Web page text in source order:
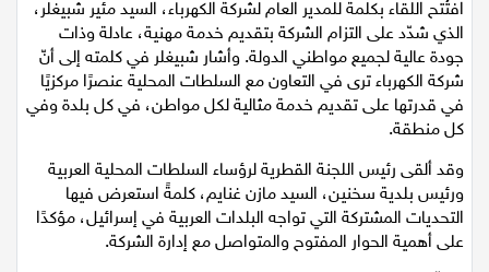
رياضة
رياضة محلية
رياضة عالمية
تقارير خاصة
اقتصاد
افتُتح اللقاء بكلمة للمدير العام لشركة الكهرباء، السيد مئير شبيغلر،
الذي شدّد على التزام الشركة بتقديم خدمة مهنية، عادلة وذات
جودة عالية لجميع مواطني الدولة. وأشار شبيغلر في كلمته إلى أنّ
شركة الكهرباء ترى في التعاون مع السلطات المحلية عنصرًا مركزيًا
في قدرتها على تقديم خدمة مثالية لكل مواطن، في كل بلدة وفي
وقد ألقى رئيس اللجنة القطرية لرؤساء السلطات المحلية العربية
ورئيس بلدية سخنين، السيد مازن غنايم، كلمةً استعرض فيها
التحديات المشتركة التي تواجه البلدات العربية في إسرائيل، مؤكدًا